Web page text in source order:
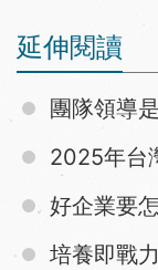
延伸閱讀
團隊領導
2025年台
好企業要
培養即戰